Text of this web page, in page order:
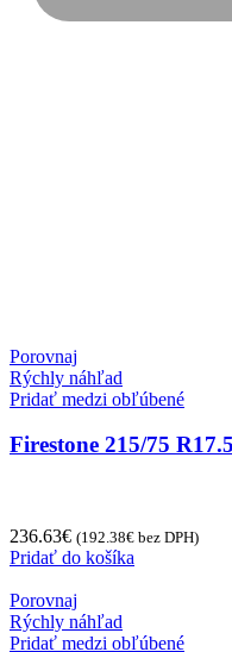
Porovnaj
Rýchly náhľad
Pridať medzi obľúbené
Firestone 215/75
236.63€ (192.38€ bez DPH)
Pridať do košíka
Porovnaj
Rýchly náhľad
Pridať medzi obľúbené